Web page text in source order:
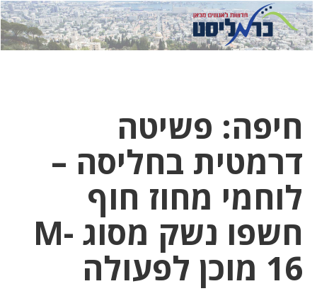
לחץ
כאן
לחץ
כדי
חיפה: פשיטה
דרמטית בחליסה –
לוחמי מחוז חוף
חשפו נשק מסוג M-
16 מוכן לפעולה